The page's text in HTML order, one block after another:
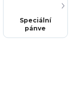
Speciální
pánve